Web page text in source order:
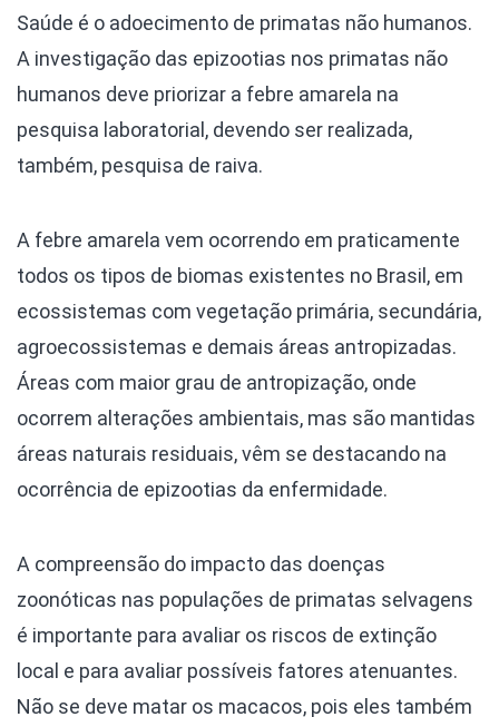
Saúde é o adoecimento de primatas não humanos.
A investigação das epizootias nos primatas não
humanos deve priorizar a febre amarela na
pesquisa laboratorial, devendo ser realizada,
também, pesquisa de raiva.
A febre amarela vem ocorrendo em praticamente
todos os tipos de biomas existentes no Brasil, em
ecossistemas com vegetação primária, secundária,
agroecossistemas e demais áreas antropizadas.
Áreas com maior grau de antropização, onde
ocorrem alterações ambientais, mas são mantidas
áreas naturais residuais, vêm se destacando na
ocorrência de epizootias da enfermidade.
A compreensão do impacto das doenças
zoonóticas nas populações de primatas selvagens
é importante para avaliar os riscos de extinção
local e para avaliar possíveis fatores atenuantes.
Não se deve matar os macacos, pois eles também